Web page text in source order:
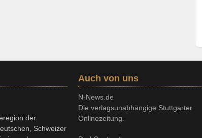
der
Schweizer
Auch von uns
N-News.de
Die verlagsunabhängige Stuttgarter
Onlinezeitung.